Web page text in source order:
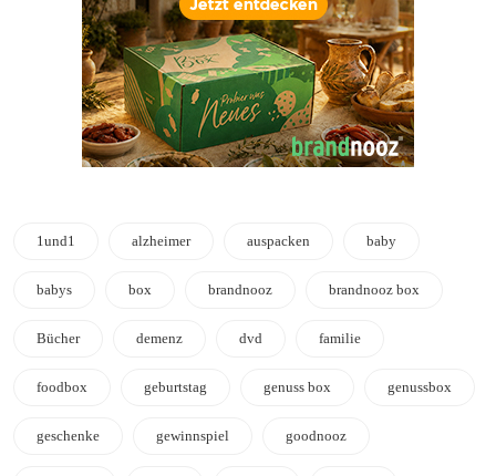
1und1 alzheimer auspacken baby
babys box brandnooz brandnooz box
Bücher demenz dvd familie
foodbox geburtstag genuss box genussbox
geschenke gewinnspiel goodnooz